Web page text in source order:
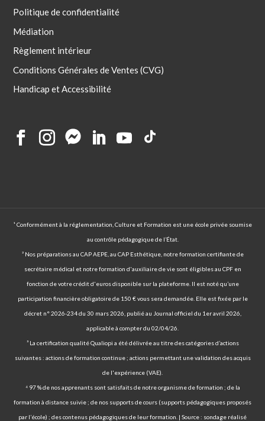
Politique de confidentialité
Médiation
Règlement intérieur
Conditions Générales de Ventes (CVG)
Handicap et Accessibilité
¹ Conformément à la réglementation, Culture et Formation est une école privée soumise
au contrôle pédagogique de l’État.
² Nos préparations au CAP AEPE, au CAP Esthétique, notre formation certifiante de
secrétaire médical et notre formation d'auxiliaire de vie sont éligibles au CPF en
fonction de votre crédit d'euros disponible sur la plateforme. Il est noté qu’une
participation financière obligatoire de 150 € vous sera demandée. Elle est fixée par le
décret n° 2026-234 du 30 mars 2026, publié au Journal officiel du 1er avril 2026,
applicable à compter du 02/04/26.
³ La certification qualité Qualiopi a été délivrée au titre des catégories d’actions
suivantes : actions de formation continue ; actions permettant une validation des acquis
de l'expérience (VAE).
⁴ 97 % de nos apprenants sont satisfaits de notre organisme de formation ; de la
formation à distance suivie ; de nos supports de cours (supports pédagogiques proposés
par l’école) ; des contenus pédagogiques de leur formation. | Source : sondage réalisé